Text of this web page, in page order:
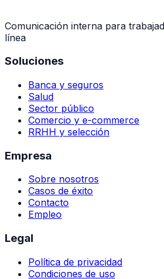
Comunicación interna para
línea
Soluciones
Banca y seguros
Salud
Sector público
Comercio y e-commerce
RRHH y selección
Empresa
Sobre nosotros
Casos de éxito
Contacto
Empleo
Legal
Política de privacidad
Condiciones de uso